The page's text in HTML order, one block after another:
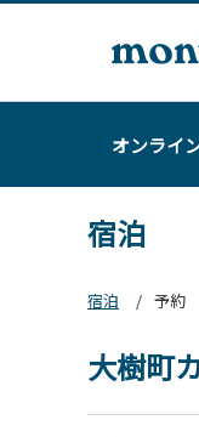
オンライ
宿泊
宿泊
予約
大樹町